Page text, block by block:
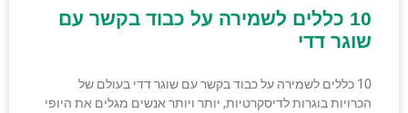
10 כללים לשמירה על כבוד בקשר עם
שוגר דדי
10 כללים לשמירה על כבוד בקשר עם שוגר דדי בעולם של
הכרויות בוגרות לדיסקרטיות, יותר ויותר אנשים מגלים את היופי